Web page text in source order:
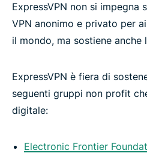
ExpressVPN non si impegna
VPN anonimo e privato per
il mondo, ma sostiene anche
ExpressVPN è fiera di
seguenti gruppi non profit
digitale:
Electronic Frontier